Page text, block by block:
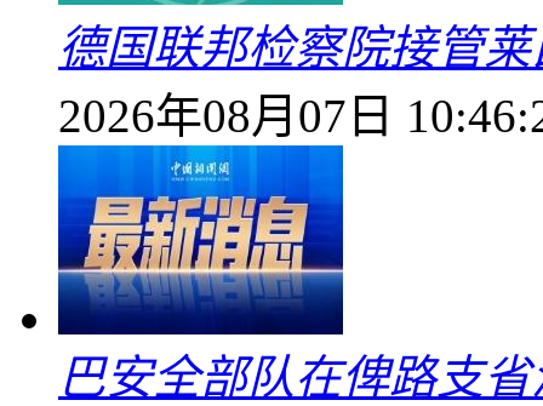
德国联邦检察院接管
2026年08月07日
巴安全部队在俾路支